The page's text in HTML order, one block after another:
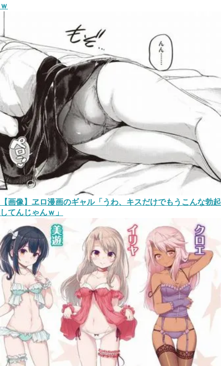
ｗ
【画像】ヱロ漫画のギャル「うわ、キスだけでもうこんな勃起
してんじゃんｗ」